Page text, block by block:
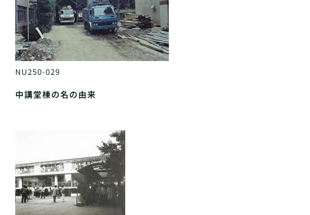
NU250-029
中講堂棟の名の由来